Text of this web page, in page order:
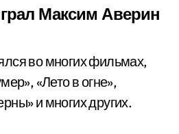
Максим Аверин
во многих фильмах,
«Лето в огне»,
и многих других.